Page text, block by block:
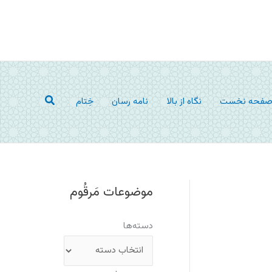
نخست نگاه از بالا نامه رسان خِتام جستجو
موضوعات مَرقُوم
دسته‌ها